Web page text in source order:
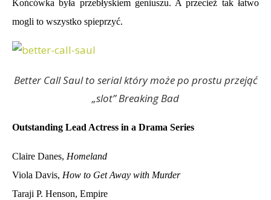
Końcówka była przebłyskiem geniuszu. A przecież tak łatwo
mogli to wszystko spieprzyć.
Better Call Saul to serial który może po prostu przejąć
„slot” Breaking Bad
Outstanding Lead Actress in a Drama Series
Claire Danes, Homeland
Viola Davis, How to Get Away with Murder
Taraji P. Henson, Empire